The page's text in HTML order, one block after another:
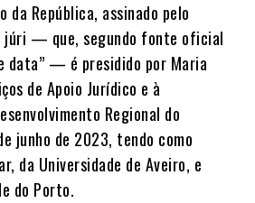
da República, assinado pelo
júri — que, segundo fonte oficial
data” — é presidido por Maria
de Apoio Jurídico e à
Regional do
junho de 2023, tendo como
da Universidade de Aveiro, e
do Porto.